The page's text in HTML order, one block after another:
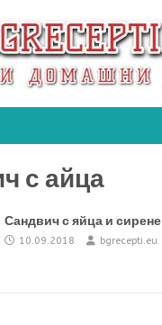
с айца
Сандвич с яйца и сирене
10.09.2018 bgrecepti.eu